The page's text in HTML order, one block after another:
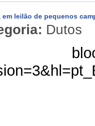
em leilão de pequenos
Dutos